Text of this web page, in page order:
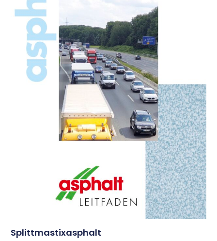
Splittmastixasphalt